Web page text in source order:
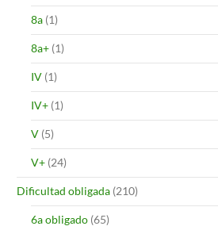
8a (1)
8a+ (1)
IV (1)
IV+ (1)
V (5)
V+ (24)
Dificultad obligada (210)
6a obligado (65)